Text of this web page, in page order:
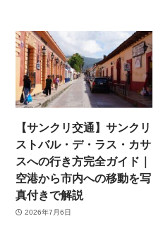
【サンクリ交通】サンクリ
ストバル・デ・ラス・カサ
スへの行き方完全ガイド｜
空港から市内への移動を写
真付きで解説
2026年7月6日